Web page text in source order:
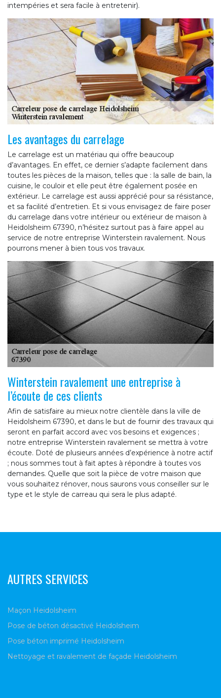
intempéries et sera facile à entretenir).
Les avantages du carrelage
Le carrelage est un matériau qui offre beaucoup
d’avantages. En effet, ce dernier s’adapte facilement dans
toutes les pièces de la maison, telles que : la salle de bain, la
cuisine, le couloir et elle peut être également posée en
extérieur. Le carrelage est aussi apprécié pour sa résistance,
et sa facilité d’entretien. Et si vous envisagez de faire poser
du carrelage dans votre intérieur ou extérieur de maison à
Heidolsheim 67390, n’hésitez surtout pas à faire appel au
service de notre entreprise Winterstein ravalement. Nous
pourrons mener à bien tous vos travaux.
Winterstein ravalement une entreprise à
l’écoute de ces clients
Afin de satisfaire au mieux notre clientèle dans la ville de
Heidolsheim 67390, et dans le but de fournir des travaux qui
seront en parfait accord avec vos besoins et exigences ;
notre entreprise Winterstein ravalement se mettra à votre
écoute. Doté de plusieurs années d’expérience à notre actif
; nous sommes tout à fait aptes à répondre à toutes vos
demandes. Quelle que soit la pièce de votre maison que
vous souhaitez rénover, nous saurons vous conseiller sur le
type et le style de carreau qui sera le plus adapté.
AUTRES SERVICES
Maçon Heidolsheim
Pose de béton désactivé Heidolsheim
Pose béton imprimé Heidolsheim
Nettoyage et ravalement de façade Heidolsheim